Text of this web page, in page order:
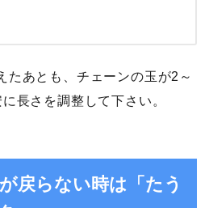
たあとも、チェーンの玉が2～
長さを調整して下さい。
戻らない時は「たう